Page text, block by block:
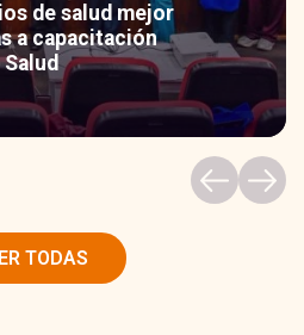
VIVE SALUD entrega
que procesará muestras de
de salud
2026
TODAS